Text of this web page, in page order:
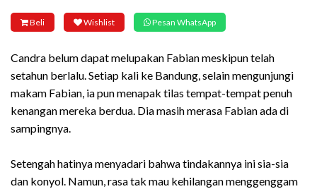
Beli Wishlist Pesan WhatsApp
Candra belum dapat melupakan Fabian meskipun telah
setahun berlalu. Setiap kali ke Bandung, selain mengunjungi
makam Fabian, ia pun menapak tilas tempat-tempat penuh
kenangan mereka berdua. Dia masih merasa Fabian ada di
sampingnya.
Setengah hatinya menyadari bahwa tindakannya ini sia-sia
dan konyol. Namun, rasa tak mau kehilangan menggenggam